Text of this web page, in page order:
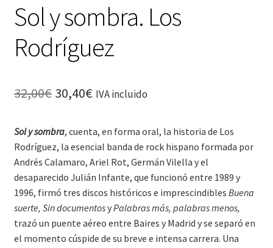
Sol y sombra. Los
Rodríguez
32,00€ 30,40€ IVA incluido
Sol y sombra, cuenta, en forma oral, la historia de Los
Rodríguez, la esencial banda de rock hispano formada por
Andrés Calamaro, Ariel Rot, Germán Vilella y el
desaparecido Julián Infante, que funcionó entre 1989 y
1996, firmó tres discos históricos e imprescindibles Buena
suerte, Sin documentosyPalabras más, palabras menos,
trazó un puente aéreo entre Baires y Madrid y se separó en
el momento cúspide de su breve e intensa carrera. Una